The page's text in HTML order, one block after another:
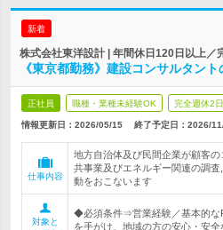
新着
株式会社東洋設計 | 年間休日120日以上／
《東京都勤務》建設コンサルタント
正社員 職種・業種未経験OK 完全週休2
情報更新日：2026/05/15 終了予定日： 2026/
仕事内容
地方自治体及び民間企業が顧客
共事業及びエネルギー関連の調
動をおこないます
対象と
◆必須条件⇒営業経験／基本的な
を手がけ、地域の方の安心・安全